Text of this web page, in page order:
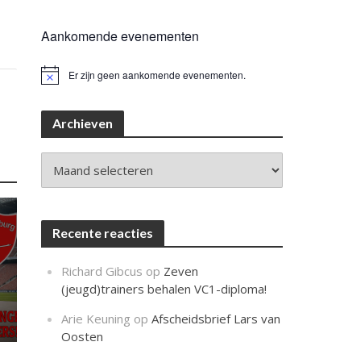
Aankomende evenementen
B
t
Er zijn geen aankomende evenementen.
Archieven
Recente reacties
Richard Gibcus op Zeven
(jeugd)trainers behalen VC1-diploma!
Arie Keuning opAfscheidsbrief Lars van
Oosten